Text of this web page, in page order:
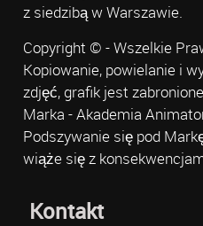
z siedzibą w Warszawie.
Copyright © - Wszelkie
Kopiowanie, powielanie i
zdjęć, grafik jest
Marka - Akademia
Podszywanie się pod
wiąże się z
Kontakt